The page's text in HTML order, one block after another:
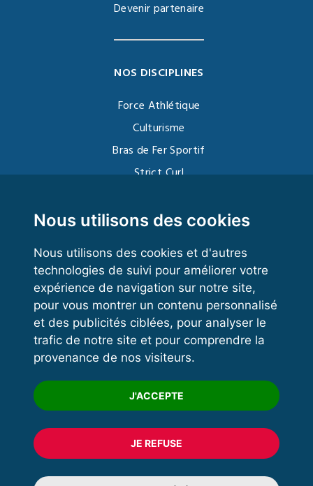
Nous utilisons des cookies
Nous utilisons des cookies et d'autres
technologies de suivi pour améliorer votre
expérience de navigation sur notre site,
pour vous montrer un contenu personnalisé
et des publicités ciblées, pour analyser le
trafic de notre site et pour comprendre la
provenance de nos visiteurs.
J'ACCEPTE
JE REFUSE
Devenir partenaire
NOS DISCIPLINES
Force Athlétique
Culturisme
Bras de Fer Sportif
Strict Curl
Kettlebell
VOS ESPACES
Espace dirigeant
Espace licencié
Trouver un club
Formation
© 2020 FFFORCE Tous droits réservés
Mentions légales